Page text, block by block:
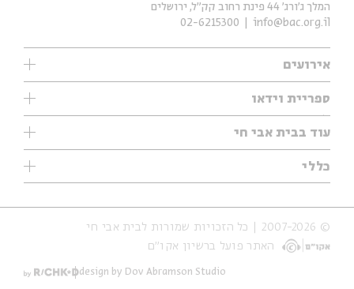
אירועים
עיון
אנגלית
נוער
סדרות
אירועי עבר
אירועים בירושלים
ספריית וידאו
ילדים
מוזיקה
עיון
מיוחדים
עוד בבית אבי חי
תערוכות
מיוחדים
כללי
אודות
הצהרת נגישות
תנאי שימוש והצהרת פרטיות
המלך ג'ורג' 44 פינת רחוב קק״ל, ירושלים
info@bac.org.il
02-6215300
© 2007-2026 | כל הזכויות שמורות לבית אבי חי
האתר פועל ברשיון אקו״ם
design by Dov Abramson Studio